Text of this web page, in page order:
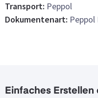
Transport: Peppol
Dokumentenart: Peppol
Einfaches Erstellen